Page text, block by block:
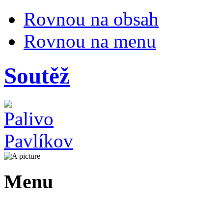
Rovnou na obsah
Rovnou na menu
Soutěž
Menu